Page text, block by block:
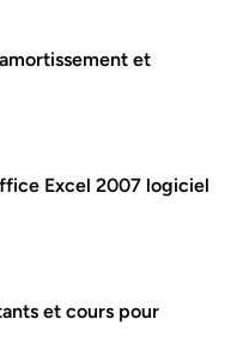
et
Excel 2007 logiciel
et cours pour